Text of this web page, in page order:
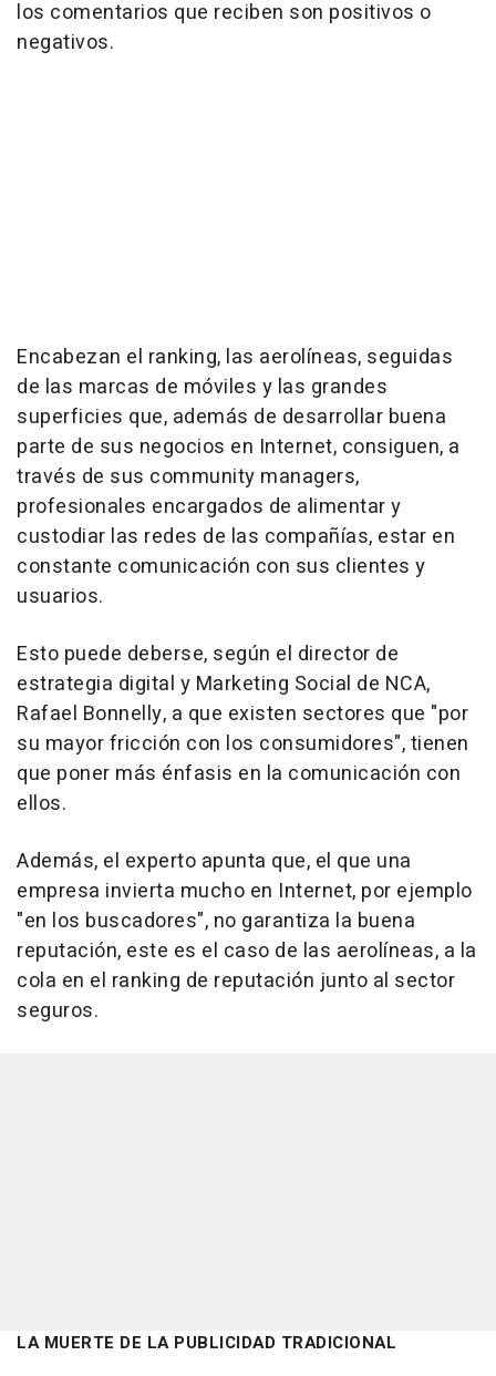
los comentarios que reciben son positivos o
negativos.
Encabezan el ranking, las aerolíneas, seguidas
de las marcas de móviles y las grandes
superficies que, además de desarrollar buena
parte de sus negocios en Internet, consiguen, a
través de sus community managers,
profesionales encargados de alimentar y
custodiar las redes de las compañías, estar en
constante comunicación con sus clientes y
usuarios.
Esto puede deberse, según el director de
estrategia digital y Marketing Social de NCA,
Rafael Bonnelly, a que existen sectores que "por
su mayor fricción con los consumidores", tienen
que poner más énfasis en la comunicación con
ellos.
Además, el experto apunta que, el que una
empresa invierta mucho en Internet, por ejemplo
"en los buscadores", no garantiza la buena
reputación, este es el caso de las aerolíneas, a la
cola en el ranking de reputación junto al sector
seguros.
LA MUERTE DE LA PUBLICIDAD TRADICIONAL